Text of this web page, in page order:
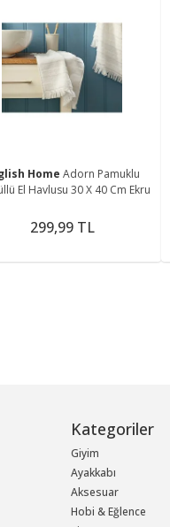
HomeAdorn Pamuklu
El Havlusu 30 X 40 Cm Ekru
299,99 TL
Kategoriler
Giyim
Ayakkabı
Aksesuar
Hobi & Eğlence